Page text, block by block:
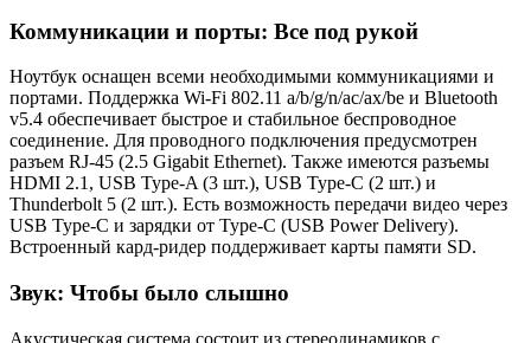
Коммуникации и порты: Все под рукой
Ноутбук оснащен всеми необходимыми коммуникациями и
портами. Поддержка Wi-Fi 802.11 a/b/g/n/ac/ax/be и Bluetooth
v5.4 обеспечивает быстрое и стабильное беспроводное
соединение. Для проводного подключения предусмотрен
разъем RJ-45 (2.5 Gigabit Ethernet). Также имеются разъемы
HDMI 2.1, USB Type-A (3 шт.), USB Type-С (2 шт.) и
Thunderbolt 5 (2 шт.). Есть возможность передачи видео через
USB Type-C и зарядки от Type-C (USB Power Delivery).
Встроенный кард-ридер поддерживает карты памяти SD.
Звук: Чтобы было слышно
Акустическая система состоит из стереодинамиков с